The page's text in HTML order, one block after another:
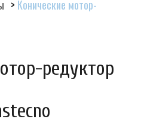
  >
Конические мотор-
редуктор